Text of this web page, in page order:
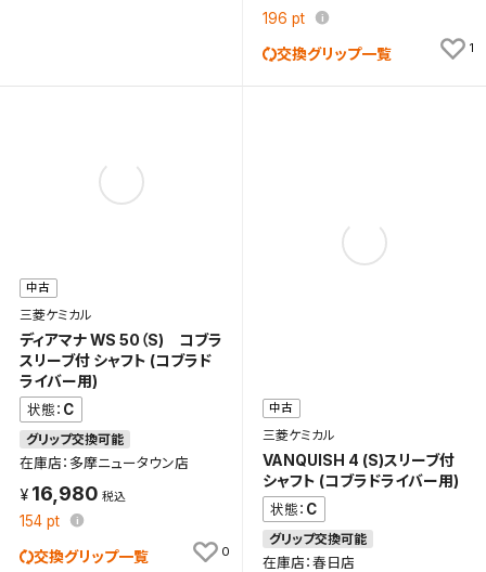
196 pt
交換グリップ一覧 1
中古
三菱ケミカル
ディアマナ WS 50（S) コブラ
スリーブ付 シャフト (コブラド
ライバー用)
状態： C
グリップ交換可能
在庫店：多摩ニュータウン店
16,980
154 pt
交換グリップ一覧 0
中古
三菱ケミカル
VANQUISH 4 (S)スリーブ付
シャフト (コブラドライバー用)
状態： C
グリップ交換可能
在庫店：春日店